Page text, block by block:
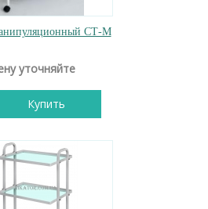
СТ-М
уточняйте
Купить